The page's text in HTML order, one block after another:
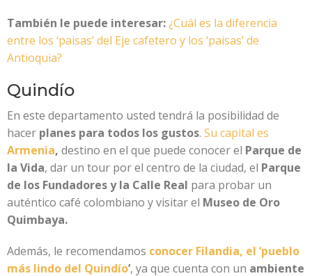
También le puede interesar: ¿Cuál es la diferencia
entre los ‘paisas’ del Eje cafetero y los ‘paisas’ de
Antioquia?
Quindío
En este departamento usted tendrá la posibilidad de
hacer planes para todos los gustos. Su capital es
Armenia, destino en el que puede conocer el Parque de
la Vida, dar un tour por el centro de la ciudad, el Parque
de los Fundadores y la Calle Real para probar un
auténtico café colombiano y visitar el Museo de Oro
Quimbaya.
Además, le recomendamos conocer Filandia, el ‘pueblo
más lindo del Quindío’, ya que cuenta con un ambiente